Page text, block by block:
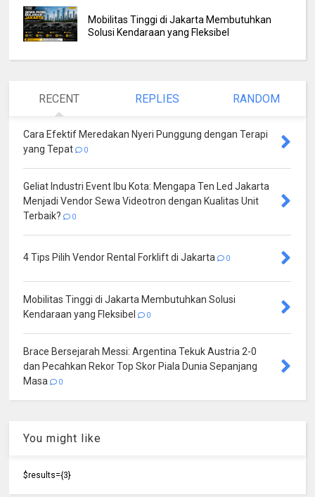
Mobilitas Tinggi di Jakarta Membutuhkan
Solusi Kendaraan yang Fleksibel
RECENT REPLIES RANDOM
Cara Efektif Meredakan Nyeri Punggung dengan Terapi
yang Tepat
0
Geliat Industri Event Ibu Kota: Mengapa Ten Led Jakarta
Menjadi Vendor Sewa Videotron dengan Kualitas Unit
Terbaik?
0
4 Tips Pilih Vendor Rental Forklift di Jakarta 0
Mobilitas Tinggi di Jakarta Membutuhkan Solusi
Kendaraan yang Fleksibel
0
Brace Bersejarah Messi: Argentina Tekuk Austria 2-0
dan Pecahkan Rekor Top Skor Piala Dunia Sepanjang
Masa
0
You might like
$results={3}